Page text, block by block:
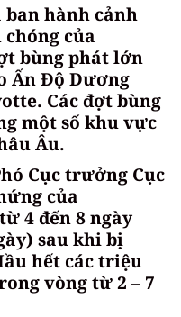
ban hành cảnh
của
bùng phát lớn
Ấn Độ Dương
Các đợt bùng
một số khu vực
Âu.
Cục trưởng Cục
của
4 đến 8 ngày
sau khi bị
hết các triệu
vòng từ 2 – 7